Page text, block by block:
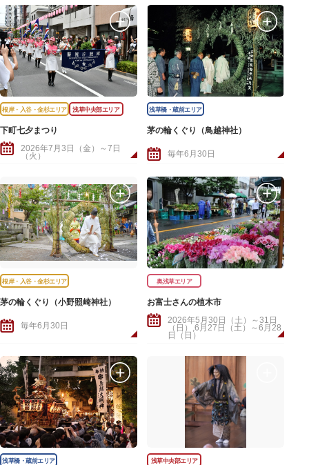
根岸・入谷・金杉エリア 浅草中央部エリア
下町七夕まつり
2026年7月3日（金）～7日
（火）
浅草橋・蔵前エリア
茅の輪くぐり（鳥越神社）
毎年6月30日
根岸・入谷・金杉エリア
茅の輪くぐり（小野照崎神社）
毎年6月30日
奥浅草エリア
お富士さんの植木市
2026年5月30日（土）～31日
（日）,6月27日（土）～6月28
日（日）
浅草橋・蔵前エリア 浅草中央部エリア